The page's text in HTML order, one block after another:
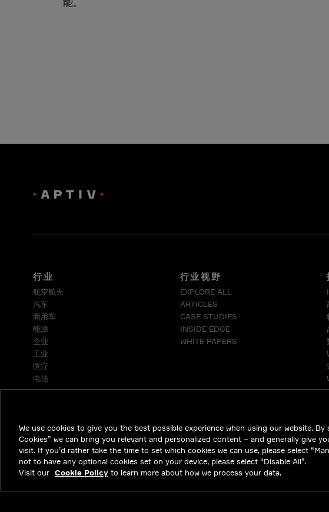
行业
航空航天
汽车
商用车
能源
企业
工业
医疗
电信
行业视野
EXPLORE ALL
ARTICLES
CASE STUDIES
INSIDE EDGE
WHITE PAPERS
We use cookies to give you the best possible experience when using our website. By
Cookies” we can bring you relevant and personalized content – and generally give
visit. If you’d rather take the time to set which cookies we can use, please select
not to have any optional cookies set on your device, please select “Disable All”.
Visit our Cookie Policy to learn more about how we process your data.